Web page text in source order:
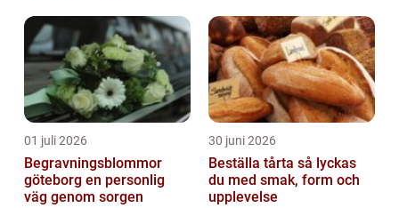
01 juli 2026
Begravningsblommor
göteborg en personlig
väg genom sorgen
30 juni 2026
Beställa tårta så lyckas
du med smak, form och
upplevelse